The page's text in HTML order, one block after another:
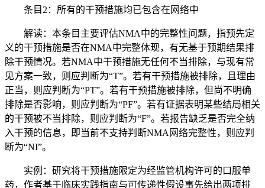
条目2：所有的干预措施均已包含在网络中
解读：本条目主要评估NMA中的完整性问题，指预先定
义的干预措施是否在NMA中完整体现，有无基于预期结果排
除干预情况。若NMA中干预措施无任何不当排除，与现有常
见方案一致，则应判断为“T”。若有干预措施被排除，且理由
正当，则应判断为“PT”。若有干预措施被排除，但尚不明确
排除是否影响，则应判断为“PF”。若有证据表明某些结局相关
的干预被不当排除，则应判断为“F”。若报告缺乏是否完全纳
入干预的信息，即当前不支持判断NMA网络完整性，则应判
断为“NI”。
实例：研究将干预措施限定为经监管机构许可的口服单
药，作者基于临床实践指南与可传递性假设事先给出两项排